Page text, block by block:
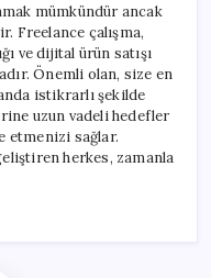
mümkündür ancak
Freelance çalışma,
ve dijital ürün satışı
Önemli olan, size en
istikrarlı şekilde
uzun vadeli hedefler
etmenizi sağlar.
herkes, zamanla